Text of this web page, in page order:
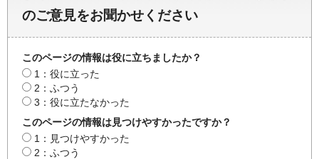
のご意見をお聞かせください
このページの情報は役に立ちましたか？
1：役に立った
2：ふつう
3：役に立たなかった
このページの情報は見つけやすかったですか？
1：見つけやすかった
2：ふつう